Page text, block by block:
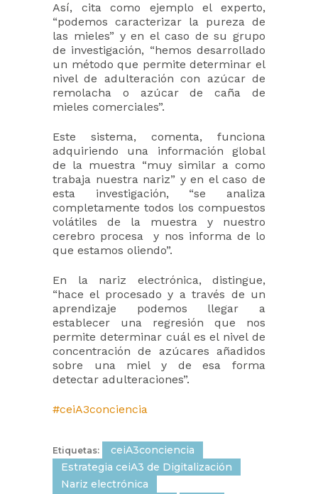
Así, cita como ejemplo el experto,
“podemos caracterizar la pureza de
las mieles” y en el caso de su grupo
de investigación, “hemos desarrollado
un método que permite determinar el
nivel de adulteración con azúcar de
remolacha o azúcar de caña de
mieles comerciales”.
Este sistema, comenta, funciona
adquiriendo una información global
de la muestra “muy similar a como
trabaja nuestra nariz” y en el caso de
esta investigación, “se analiza
completamente todos los compuestos
volátiles de la muestra y nuestro
cerebro procesa y nos informa de lo
que estamos oliendo”.
En la nariz electrónica, distingue,
“hace el procesado y a través de un
aprendizaje podemos llegar a
establecer una regresión que nos
permite determinar cuál es el nivel de
concentración de azúcares añadidos
sobre una miel y de esa forma
detectar adulteraciones”.
#ceiA3conciencia
Etiquetas:
ceiA3conciencia
Estrategia ceiA3 de Digitalización
Nariz electrónica